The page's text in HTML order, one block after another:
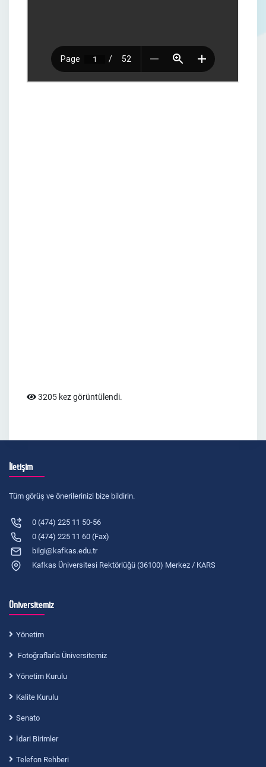
3205 kez görüntülendi.
İletişim
Tüm görüş ve önerilerinizi bize bildirin.
0 (474) 225 11 50-56
0 (474) 225 11 60 (Fax)
bilgi@kafkas.edu.tr
Kafkas Üniversitesi Rektörlüğü (36100) Merkez / KARS
Üniversitemiz
Yönetim
Fotoğraflarla Üniversitemiz
Yönetim Kurulu
Kalite Kurulu
Senato
İdari Birimler
Telefon Rehberi